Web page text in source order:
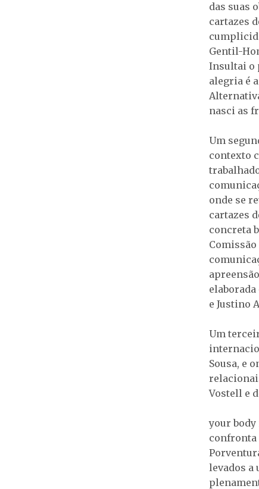
das suas
cartazes
Gentil-
Insultai o
alegria é
nasci as
Um
contexto
onde se
cartazes
concreta
e Justino
Um
Sousa, e
Vostell e
your body
confronta
levados